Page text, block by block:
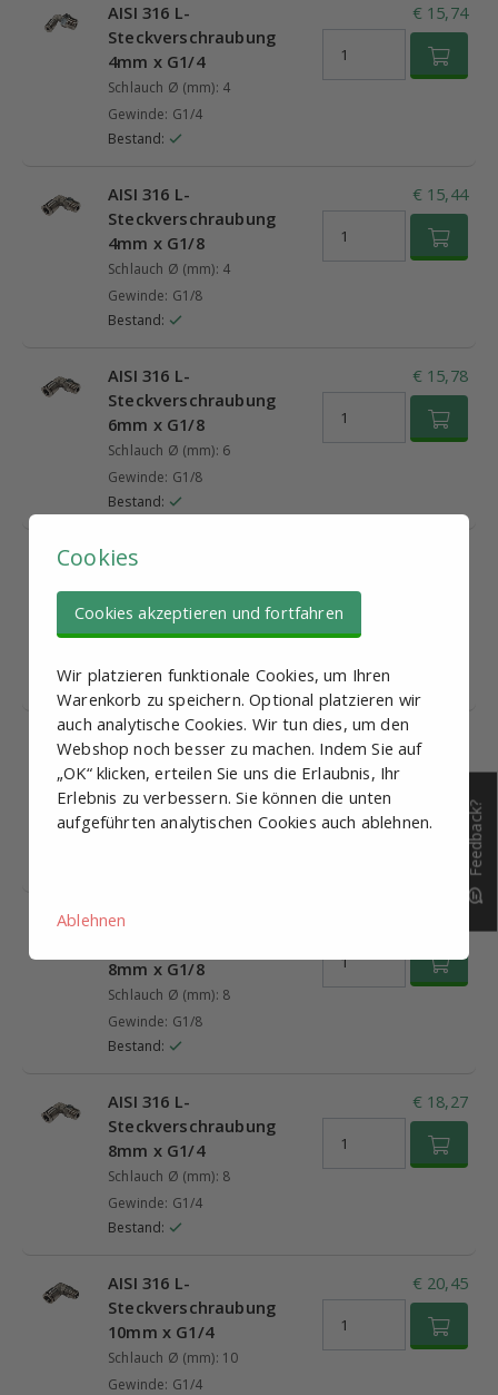
AISI 316 L-
Steckverschraubung
4mm x G1/4
Schlauch Ø (mm): 4
Gewinde: G1/4
Bestand:
€ 15,74
AISI 316 L-
Steckverschraubung
4mm x G1/8
Schlauch Ø (mm): 4
Gewinde: G1/8
Bestand:
€ 15,44
AISI 316 L-
Steckverschraubung
6mm x G1/8
Schlauch Ø (mm): 6
Gewinde: G1/8
Bestand:
€ 15,78
AISI 316 L-
6mm x G1/4
Schlauch Ø (mm): 6
Bestand:
AISI 316 L-
Steckverschraubung
4mm x M5
Schlauch Ø (mm): 4
€ 16,25
AISI 316 L-
8mm x G1/8
Schlauch Ø (mm): 8
Gewinde: G1/8
Bestand:
AISI 316 L-
Steckverschraubung
8mm x G1/4
Schlauch Ø (mm): 8
Gewinde: G1/4
Bestand:
€ 18,27
AISI 316 L-
Steckverschraubung
10mm x G1/4
Schlauch Ø (mm): 10
Gewinde: G1/4
€ 20,45
Cookies
Cookies akzeptieren und fortfahren
Wir platzieren funktionale Cookies, um Ihren
Warenkorb zu speichern. Optional platzieren wir
auch analytische Cookies. Wir tun dies, um den
Webshop noch besser zu machen. Indem Sie auf
„OK“ klicken, erteilen Sie uns die Erlaubnis, Ihr
Erlebnis zu verbessern. Sie können die unten
aufgeführten analytischen Cookies auch ablehnen.
Ablehnen
Feedback?